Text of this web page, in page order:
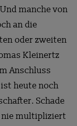
manche von
an die
oder zweiten
Kleinertz
Anschluss
ist heute noch
Schade
nie multipliziert